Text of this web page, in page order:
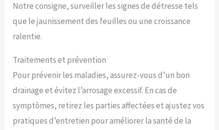
Notre consigne, surveiller les signes de détresse tels
que le jaunissement des feuilles ou une croissance
ralentie.
Traitements et prévention
Pour prévenir les maladies, assurez-vous d’un bon
drainage et évitez l’arrosage excessif. En cas de
symptômes, retirez les parties affectées et ajustez vos
pratiques d’entretien pour améliorer la santé de la